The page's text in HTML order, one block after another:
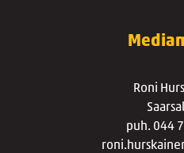
Roni
puh. 044